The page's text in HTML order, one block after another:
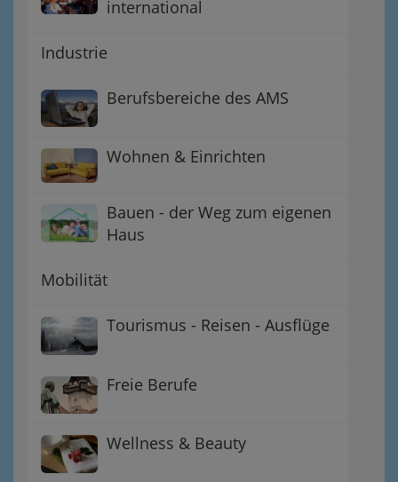
international
Industrie
Berufsbereiche des AMS
Wohnen & Einrichten
Bauen - der Weg zum eigenen
Haus
Mobilität
Tourismus - Reisen - Ausflüge
Freie Berufe
Wellness & Beauty